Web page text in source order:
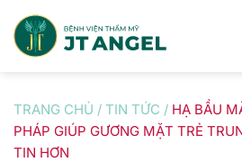
content
TRANG CHỦ / TIN TỨC / HẠ BẦU
PHÁP GIÚP GƯƠNG MẶT TRẺ
TIN HƠN